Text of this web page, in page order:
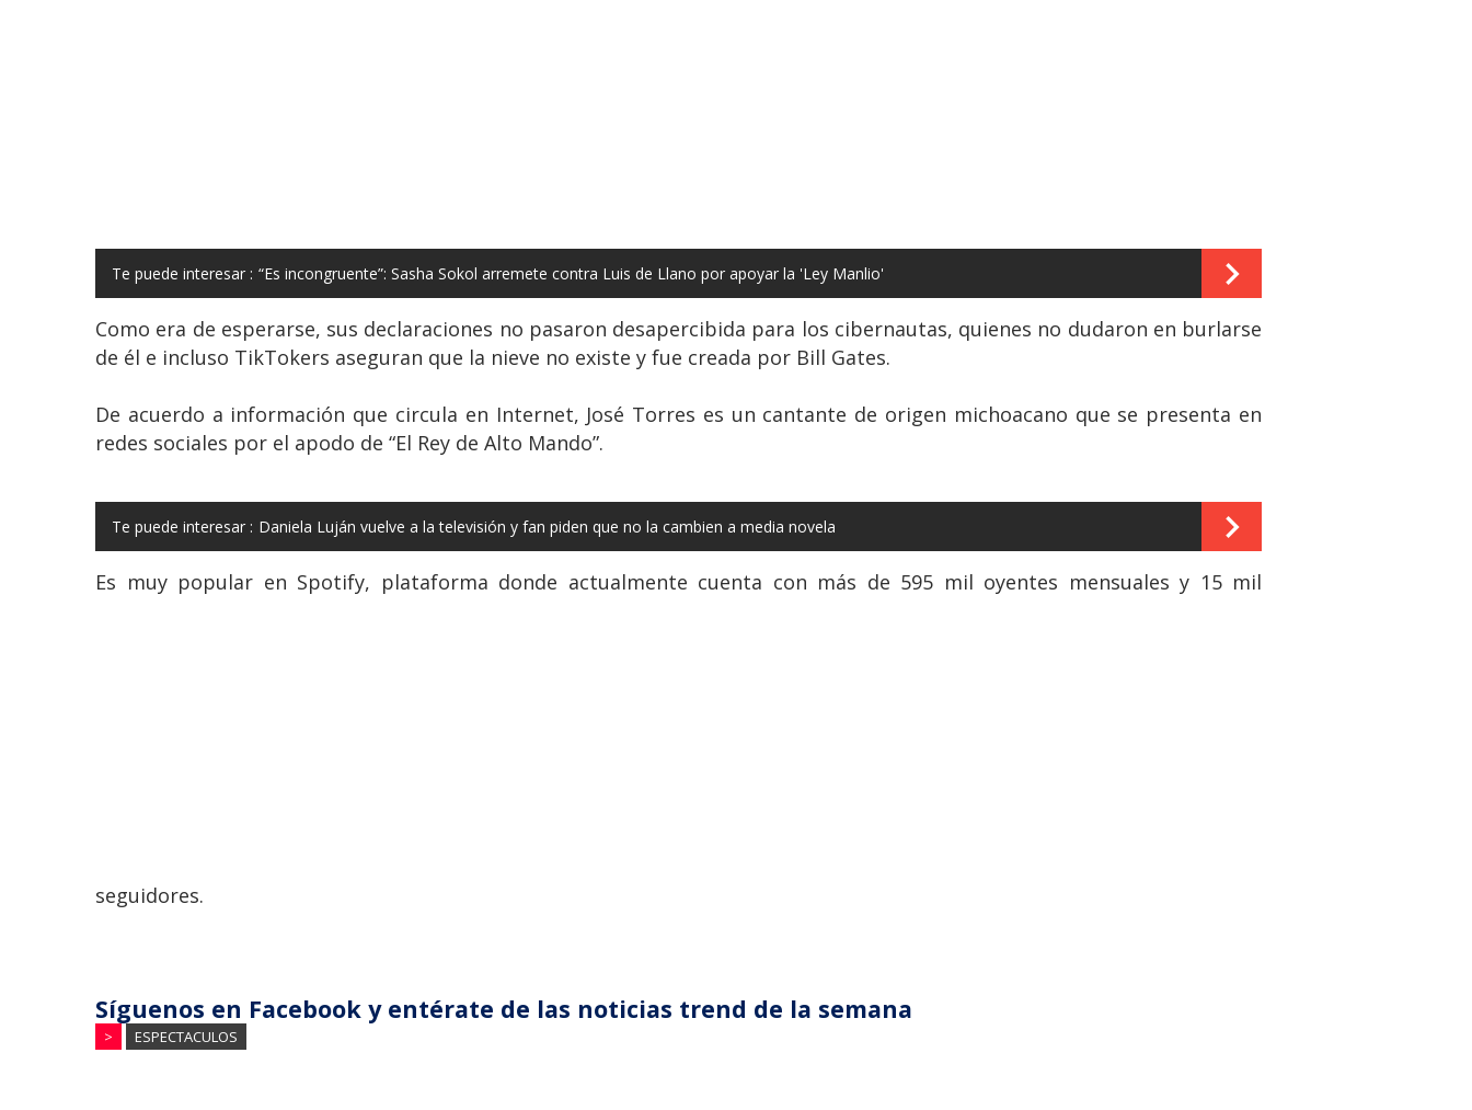
Te puede interesar : “Es incongruente”: Sasha Sokol arremete contra Luis de Llano por apoyar la 'Ley Manlio'
Como era de esperarse, sus declaraciones no pasaron desapercibida para los cibernautas, quienes no dudaron en burlarse
de él e incluso TikTokers aseguran que la nieve no existe y fue creada por Bill Gates.
De acuerdo a información que circula en Internet, José Torres es un cantante de origen michoacano que se presenta en
redes sociales por el apodo de “El Rey de Alto Mando”.
Te puede interesar : Daniela Luján vuelve a la televisión y fan piden que no la cambien a media novela
Es muy popular en Spotify, plataforma donde actualmente cuenta con más de 595 mil oyentes mensuales y 15 mil
seguidores.
Síguenos en Facebook y entérate de las noticias trend de la semana
> ESPECTACULOS